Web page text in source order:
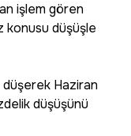
işlem gören
konusu düşüşle
Haziran
düşüşünü